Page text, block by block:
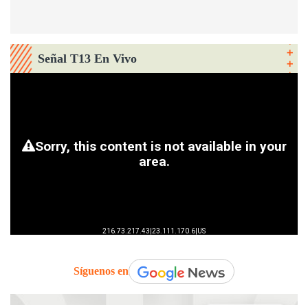
Señal T13 En Vivo
Síguenos en